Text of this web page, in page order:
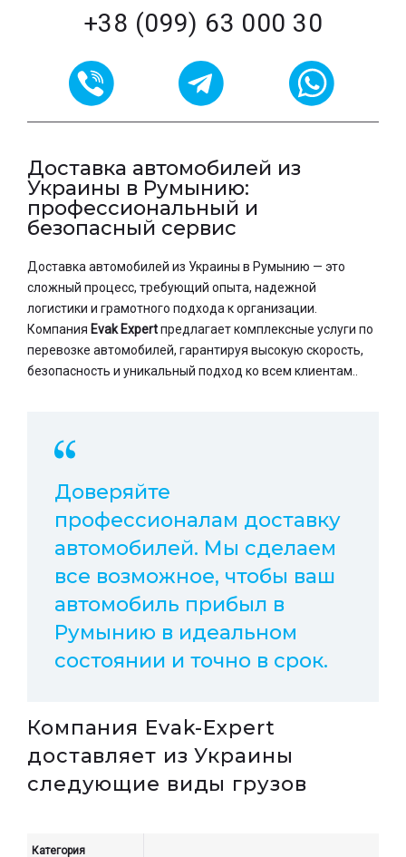
+38 (099) 63 000 30
Доставка автомобилей из
Украины в Румынию:
профессиональный и
безопасный сервис
Доставка автомобилей из Украины в Румынию — это
сложный процесс, требующий опыта, надежной
логистики и грамотного подхода к организации.
Компания Evak Expertпредлагает комплексные услуги по
перевозке автомобилей, гарантируя высокую скорость,
безопасность и уникальный подход ко всем клиентам..
Доверяйте
профессионалам доставку
автомобилей. Мы сделаем
все возможное, чтобы ваш
автомобиль прибыл в
Румынию в идеальном
состоянии и точно в срок.
Компания Evak-Expert
доставляет из Украины
следующие виды грузов
Категория